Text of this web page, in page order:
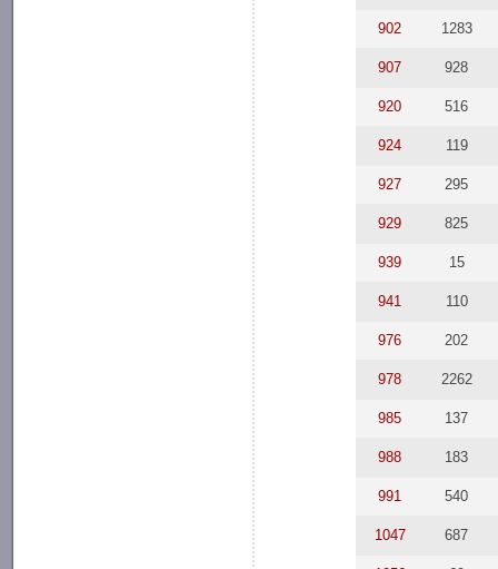
902 1283
907 928
920 516
924 119
927 295
929 825
939 15
941 110
976 202
978 2262
985 137
988 183
991 540
1047 687